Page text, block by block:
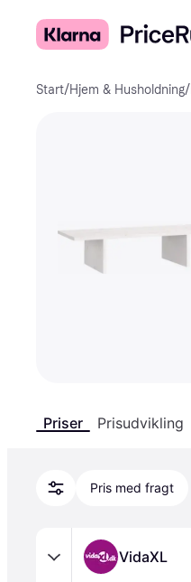
Start/Hjem & Husholdning/
Priser Prisudvikling
Pris med fragt
VidaXL